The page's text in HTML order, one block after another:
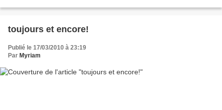
toujours et encore!
Publié le 17/03/2010 à 23:19
Par Myriam